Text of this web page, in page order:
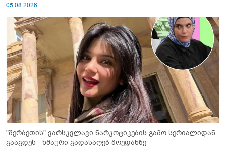
05.08.2026
"შერბეთის" ვარსკვლავი ნარკოტიკების გამო სერიალიდან
გააგდეს - ხმაური გადასაღებ მოედანზე